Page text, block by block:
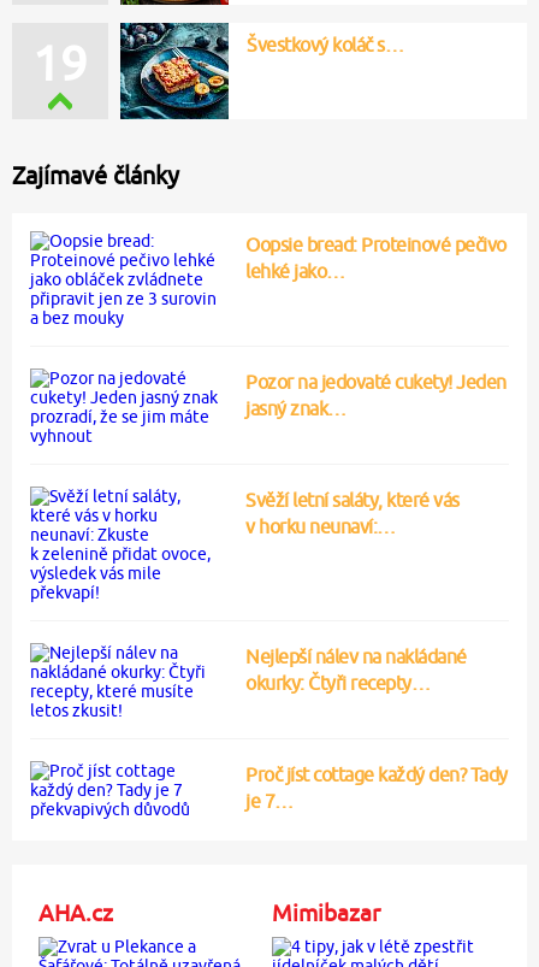
19 Švestkový koláč s…
Zajímavé články
Oopsie bread: Proteinové pečivo
lehké jako…
Pozor na jedovaté cukety! Jeden
jasný znak…
Svěží letní saláty, které vás
v horku neunaví:…
Nejlepší nálev na nakládané
okurky: Čtyři recepty…
Proč jíst cottage každý den? Tady
je 7…
AHA.cz Mimibazar